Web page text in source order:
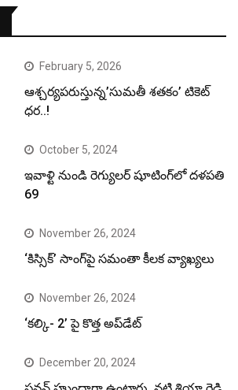
February 5, 2026
ఆశ్చర్యపరుస్తున్న’సుమతీ శతకం’ టికెట్
ధర..!
October 5, 2024
ఇవాళ్టి నుండి రెగ్యులర్ షూటింగ్‌లో దళపతి
69
November 26, 2024
‘కిస్సిక్’ సాంగ్‌పై సమంతా కీలక వ్యాఖ్యలు
November 26, 2024
‘కల్కి- 2’ పై కొత్త అప్‌డేట్
December 20, 2024